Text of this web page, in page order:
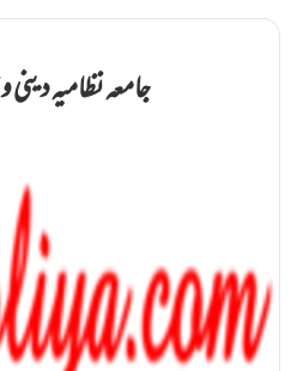
جامعہ نظامیہ